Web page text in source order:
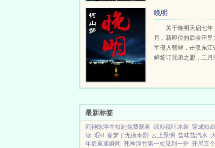
晚明
关于晚明天启七年
月，新即位的后金汗皇
军侵入朝鲜，击溃东江
鲜签订兄弟之盟，二月
战一触即发。各地灾乱
最新标签
死神陈浮生短剧免费观看 综影视叶冰裳 穿成短
读 瑕si 春梦了无痕泰剧 云上景明 盐味盐汽水
年后重逢瞬间 死神浮竹第一次见到一护 开局五